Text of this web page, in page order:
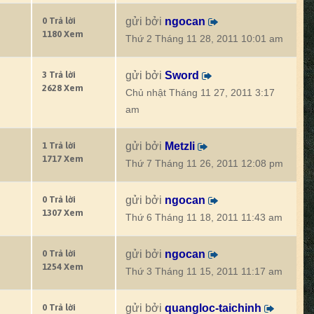
0 Trả lời
1180 Xem
gửi bởi ngocan
Thứ 2 Tháng 11 28, 2011 10:01 am
3 Trả lời
2628 Xem
gửi bởi Sword
Chủ nhật Tháng 11 27, 2011 3:17
am
1 Trả lời
1717 Xem
gửi bởi Metzli
Thứ 7 Tháng 11 26, 2011 12:08 pm
0 Trả lời
1307 Xem
gửi bởi ngocan
Thứ 6 Tháng 11 18, 2011 11:43 am
0 Trả lời
1254 Xem
gửi bởi ngocan
Thứ 3 Tháng 11 15, 2011 11:17 am
0 Trả lời gửi bởi quangloc-taichinh